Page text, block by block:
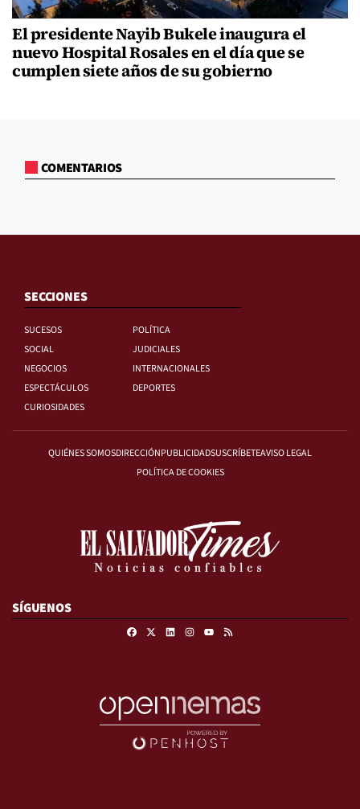
El presidente Nayib Bukele inaugura el
nuevo Hospital Rosales en el día que se
cumplen siete años de su gobierno
COMENTARIOS
SECCIONES
SUCESOS
POLÍTICA
SOCIAL
JUDICIALES
NEGOCIOS
INTERNACIONALES
ESPECTÁCULOS
DEPORTES
CURIOSIDADES
QUIÉNES SOMOSDIRECCIÓNPUBLICIDADSUSCRÍBETEAVISO LEGAL
POLÍTICA DE COOKIES
SÍGUENOS
FacebookLinkedinInstagramRSS